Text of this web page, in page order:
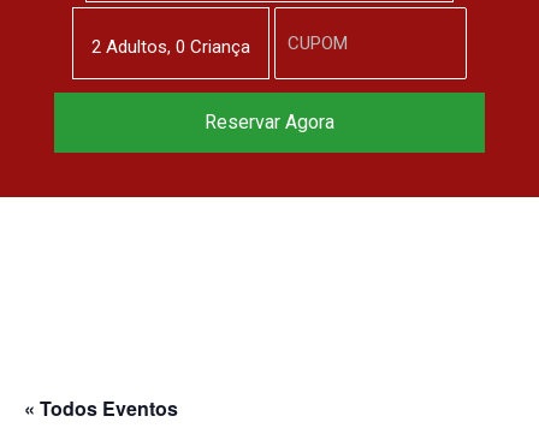
« Todos Eventos
2 Adultos, 0 Criança
Reserve agora, com
Reservar Agora